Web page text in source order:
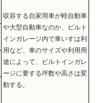
収容する自家用車が軽自動車
や大型自動車なのか、ビルト
インガレージ内で車いすは利
用など、 車のサイズや利用用
途によって、ビルトインガレ
ージに要する坪数や高さは変
動する。